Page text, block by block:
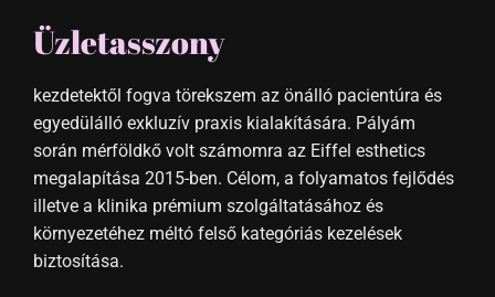
Üzletasszony
kezdetektől fogva törekszem az önálló pacientúra és
egyedülálló exkluzív praxis kialakítására. Pályám
során mérföldkő volt számomra az Eiffel esthetics
megalapítása 2015-ben. Célom, a folyamatos fejlődés
illetve a klinika prémium szolgáltatásához és
környezetéhez méltó felső kategóriás kezelések
biztosítása.